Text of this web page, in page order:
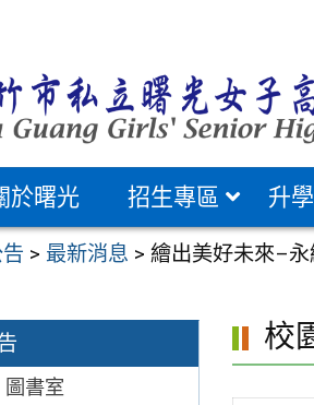
於曙光 招生專區 升
> 最新消息 >繪出美好未來–
圖書室
校